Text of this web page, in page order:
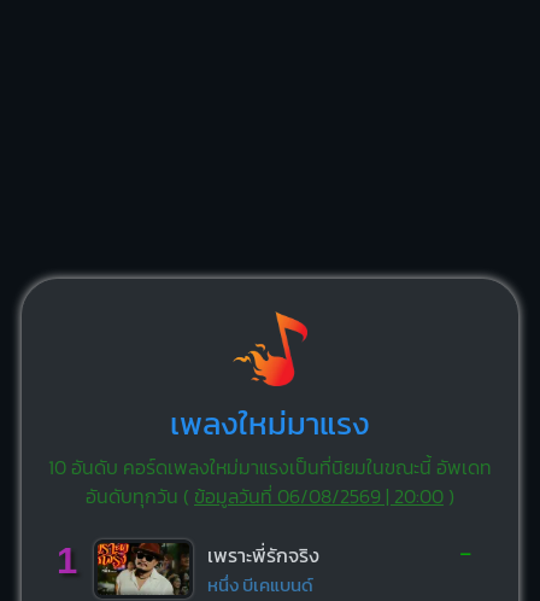
เพลงใหม่มาแรง
10 อันดับ คอร์ดเพลงใหม่มาแรงเป็นที่นิยมในขณะนี้ อัพเดท
อันดับทุกวัน ( ข้อมูลวันที่ 06/08/2569 | 20:00)
1 เพราะพี่รักจริง
หนึ่ง บีเคแบนด์
-